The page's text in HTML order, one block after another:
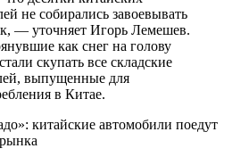
не собирались завоевывать
— уточняет Игорь Лемешев.
как снег на голову
скупать все складские
выпущенные для
в Китае.